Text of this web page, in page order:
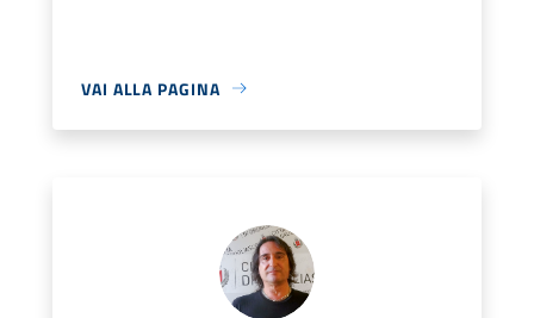
VAI ALLA PAGINA